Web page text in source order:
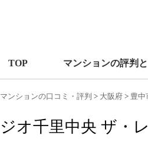
TOP マンションの評判
マンションの口コミ・評判 > 大阪府 > 豊中
ジオ千里中央 ザ・